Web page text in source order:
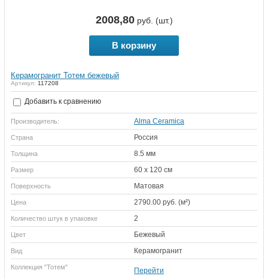
2008,80руб. (шт.)
В корзину
Керамогранит Тотем бежевый
Артикул: 117208
Добавить к сравнению
Производитель: Alma Ceramica
Страна Россия
Толщина 8.5 мм
Размер 60 х 120 см
Поверхность Матовая
Цена 2790.00 руб. (м²)
Количество штук в упаковке 2
Цвет Бежевый
Вид Керамогранит
Коллекция "Тотем" Перейти